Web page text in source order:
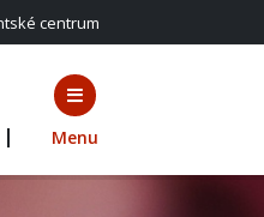
centrum
Menu